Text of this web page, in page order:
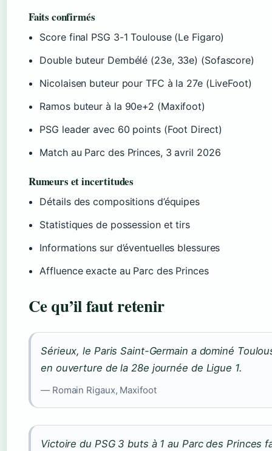
Faits confirmés
Score final PSG 3-1 Toulouse (Le Figaro)
Double buteur Dembélé (23e, 33e) (Sofascore)
Nicolaisen buteur pour TFC à la 27e (LiveFoot)
Ramos buteur à la 90e+2 (Maxifoot)
PSG leader avec 60 points (Foot Direct)
Match au Parc des Princes, 3 avril 2026
Rumeurs et incertitudes
Détails des compositions d’équipes
Statistiques de possession et tirs
Informations sur d’éventuelles blessures
Affluence exacte au Parc des Princes
Ce qu’il faut retenir
Sérieux, le Paris Saint-Germain a dominé
en ouverture de la 28e journée de Ligue 1.
— Romain Rigaux, Maxifoot
Victoire du PSG 3 buts à 1 au Parc des Princes